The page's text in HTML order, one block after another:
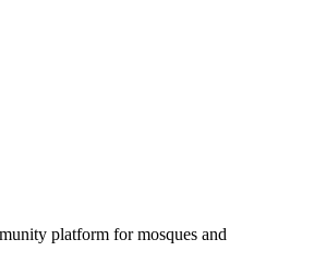
platform for mosques and